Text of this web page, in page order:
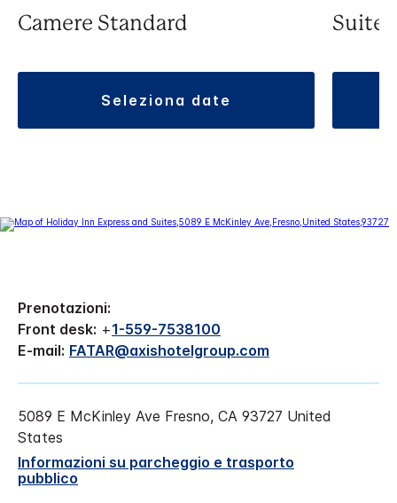
Camere Standard
seleziona date
Suite
Prenotazioni:
Front desk: +1-559-7538100
E-mail: FATAR@axishotelgroup.com
5089 E McKinley Ave Fresno, CA 93727 United
States
Informazioni su parcheggio e trasporto
pubblico